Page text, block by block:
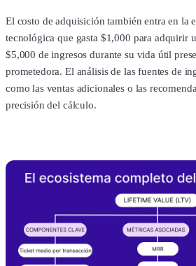
El costo de adquisición también entra en la
tecnológica que gasta $1,000 para adquirir
$5,000 de ingresos durante su vida útil
prometedora. El análisis de las fuentes de
como las ventas adicionales o las
precisión del cálculo.